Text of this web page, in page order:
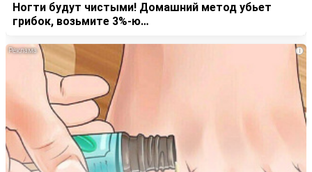
Ногти будут чистыми! Домашний метод убьет
грибок, возьмите 3%-ю…
i